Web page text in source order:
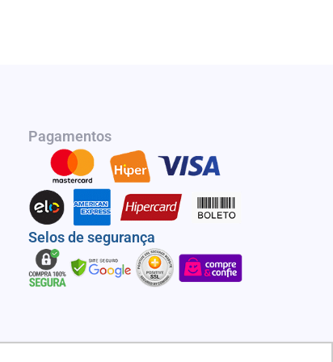
Pagamentos
Selos de segurança